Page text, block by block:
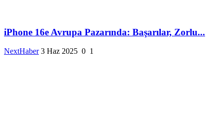
iPhone 16e Avrupa Pazarında: Başarılar, Zorlu...
NextHaber 3 Haz 2025 0 1